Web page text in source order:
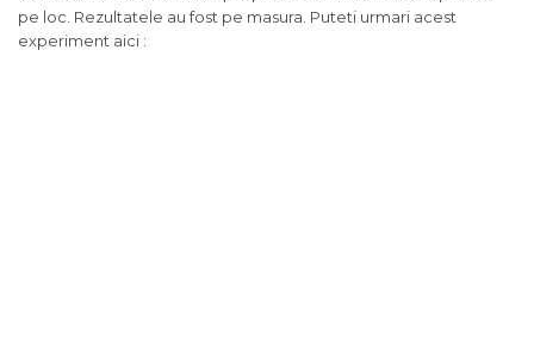
pe loc. Rezultatele au fost pe masura. Puteti urmari acest
experiment aici :